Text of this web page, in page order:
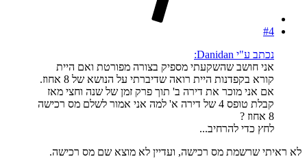
#4
נכתב ע"י Danidan:
אני חושב שהשקעתי מספיק בצורה מפורטת ואם היית
קורא בקפדנות היית רואה שדיברתי על הנושא של 8 אחוז.
אם אני מוכר את דירה ב' תוך פרק זמן של שנה וחצי מאז
קבלת טופס 4 של דירה א' למה אני אמור לשלם מס רכישה
8 אחוז ?
לחץ כדי להרחיב...
לא ראיתי שרשמת מס רכישה, ועדיין לא מוצא שם מס רכישה.